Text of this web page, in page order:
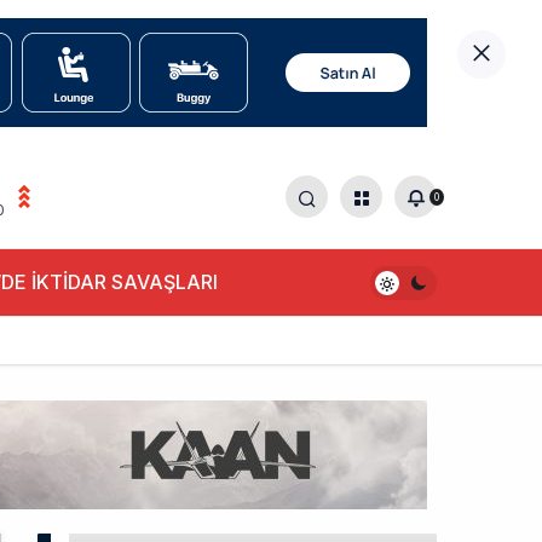
0
İKTİDAR SAVAŞLARI